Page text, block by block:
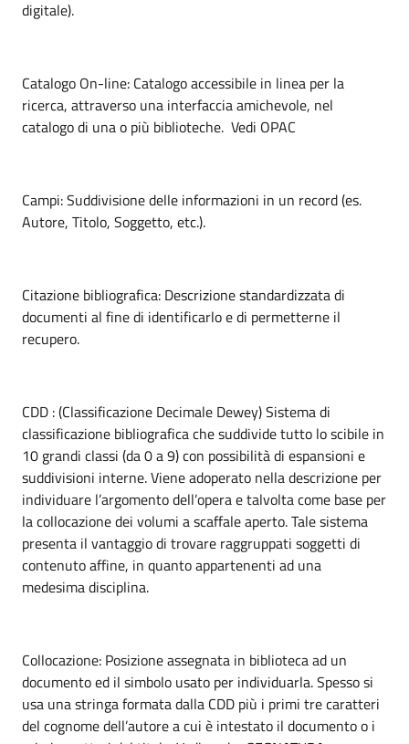
digitale).
Catalogo On-line: Catalogo accessibile in linea per la
ricerca, attraverso una interfaccia amichevole, nel
catalogo di una o più biblioteche. Vedi OPAC
Campi: Suddivisione delle informazioni in un record (es.
Autore, Titolo, Soggetto, etc.).
Citazione bibliografica: Descrizione standardizzata di
documenti al fine di identificarlo e di permetterne il
recupero.
CDD : (Classificazione Decimale Dewey) Sistema di
classificazione bibliografica che suddivide tutto lo scibile in
10 grandi classi (da 0 a 9) con possibilità di espansioni e
suddivisioni interne. Viene adoperato nella descrizione per
individuare l’argomento dell’opera e talvolta come base per
la collocazione dei volumi a scaffale aperto. Tale sistema
presenta il vantaggio di trovare raggruppati soggetti di
contenuto affine, in quanto appartenenti ad una
medesima disciplina.
Collocazione: Posizione assegnata in biblioteca ad un
documento ed il simbolo usato per individuarla. Spesso si
usa una stringa formata dalla CDD più i primi tre caratteri
del cognome dell’autore a cui è intestato il documento o i